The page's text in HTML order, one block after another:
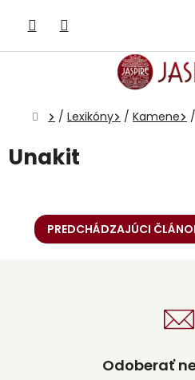
obsah
Domov
/ Lexikóny / Kamene /
Unakit
PREDCHÁDZAJÚCI
Odoberať